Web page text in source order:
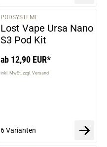
PODSYSTEME
Lost Vape Ursa Nano
S3 Pod Kit
ab 12,90 EUR*
inkl. MwSt. zzgl. Versand
6 Varianten